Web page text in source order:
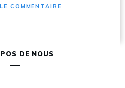
COMMENTAIRE
DE NOUS